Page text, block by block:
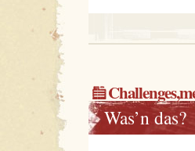
Challenges,
Was’n das?